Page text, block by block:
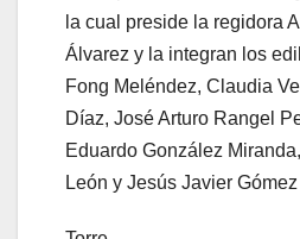
la cual preside la regidora
Álvarez y la integran los
Fong Meléndez, Claudia
Díaz, José Arturo Rangel
Eduardo González
León y Jesús Javier